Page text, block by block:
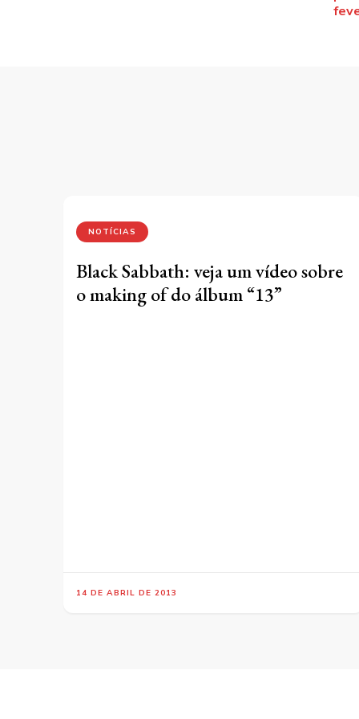
NOTÍCIAS
Black Sabbath: veja um vídeo sobre
o making of do álbum “13”
14 DE ABRIL DE 2013